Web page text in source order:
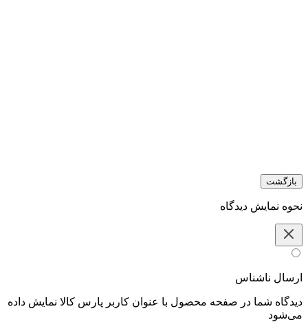
بازگشت
نحوه نمایش دیدگاه‌
ارسال ناشناس
دیدگاه شما در صفحه محصول با عنوان کاربر پارس کالا نمایش داده
می‌شود